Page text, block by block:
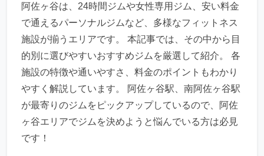
阿佐ヶ谷は、24時間ジムや女性専用ジム、安い料金
で通えるパーソナルジムなど、多様なフィットネス
施設が揃うエリアです。 本記事では、その中から目
的別に選びやすいおすすめジムを厳選して紹介。 各
施設の特徴や通いやすさ、料金のポイントもわかり
やすく解説しています。 阿佐ヶ谷駅、南阿佐ヶ谷駅
が最寄りのジムをピックアップしているので、阿佐
ヶ谷エリアでジムを決めようと悩んでいる方は必見
です！